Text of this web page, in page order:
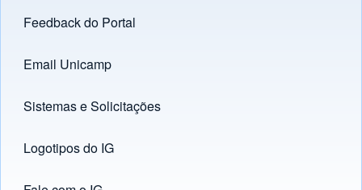
Footer menu
Feedback do Portal
Links
Email Unicamp
(opens in new tab)
Sistemas e Solicitações
(opens in new tab)
Logotipos do IG
(opens in new tab)